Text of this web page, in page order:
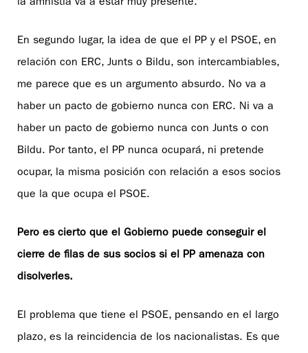
la amnistía va a estar muy presente.
En segundo lugar, la idea de que el PP y el PSOE, en
relación con ERC, Junts o Bildu, son intercambiables,
me parece que es un argumento absurdo. No va a
haber un pacto de gobierno nunca con ERC. Ni va a
haber un pacto de gobierno nunca con Junts o con
Bildu. Por tanto, el PP nunca ocupará, ni pretende
ocupar, la misma posición con relación a esos socios
que la que ocupa el PSOE.
Pero es cierto que el Gobierno puede conseguir el
cierre de filas de sus socios si el PP amenaza con
disolverles.
El problema que tiene el PSOE, pensando en el largo
plazo, es la reincidencia de los nacionalistas. Es que